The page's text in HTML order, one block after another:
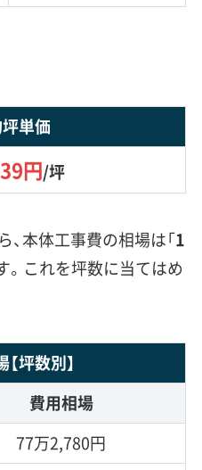
単価
円/坪
本体工事費の相場は「1
。これを坪数に当てはめ
【坪数別】
費用相場
77万2,780円